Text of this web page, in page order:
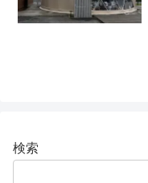
検索